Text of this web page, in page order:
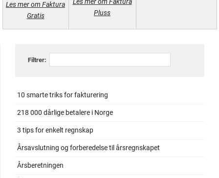
Les mer om Faktura
Gratis
Pluss
Filtrer:
10 smarte triks for fakturering
218 000 dårlige betalere i Norge
3 tips for enkelt regnskap
Årsavslutning og forberedelse til årsregnskapet
Årsberetningen